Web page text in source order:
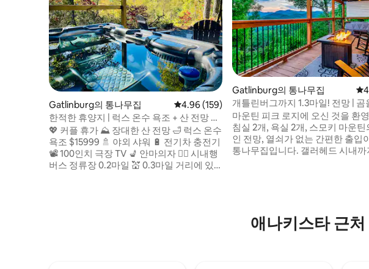
Gatlinburg의 통나무집 평점 4.96점(5점 만점), 후기 159개
4.96 (159)
한적한 휴양지 | 럭스 온수 욕조 + 산 전망 +
EV 충전기
💖 커플 휴가 ⛰️ 장대한 산 전망 🛁 럭스 온수
욕조 $15999 🚿 야외 샤워 🔋 전기차 충전기
📽️ 100인치 극장 TV 💺 안마의자 🏃‍♀️ 시내행
버스 정류장 0.2마일 💒 0.3마일 거리에 있
Gatlinburg의 통나무집 평
개틀린버그까지 1.3마일! 전망 | 곰
수 있습니다!
마운틴 피크 로지에 오신 것을 환
침실 2개, 욕실 2개, 스모키 마운틴
인 전망, 열쇠가 없는 간편한 출입
통나무집입니다. 갤러헤드 시내까
시내, 파크웨이, 스페이스 니들 근처 편
게 머물며 데크, 전망, 편안한 산속
애나키스타 근